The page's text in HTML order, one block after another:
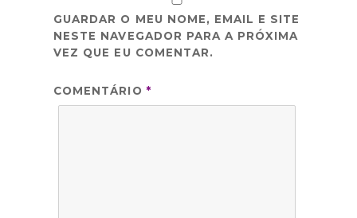
GUARDAR O MEU NOME, EMAIL E SITE
NESTE NAVEGADOR PARA A PRÓXIMA
VEZ QUE EU COMENTAR.
COMENTÁRIO *